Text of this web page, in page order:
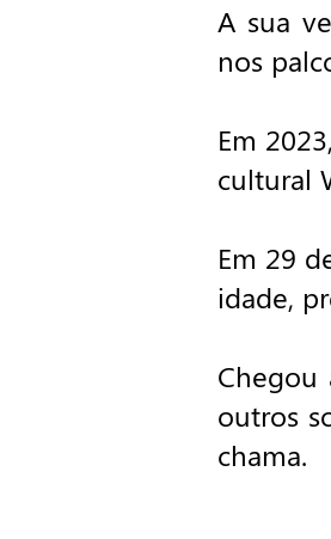
A sua
nos
Em
cultural
Em 29
idade,
Chegou
outros
chama.